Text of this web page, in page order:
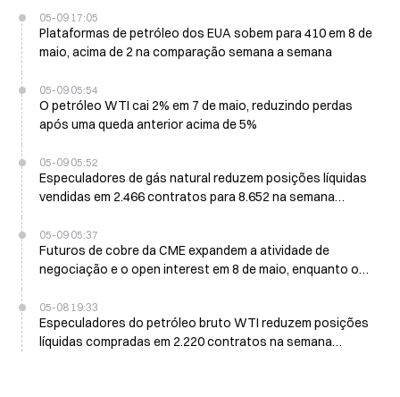
05-09 17:05
Plataformas de petróleo dos EUA sobem para 410 em 8 de
maio, acima de 2 na comparação semana a semana
05-09 05:54
O petróleo WTI cai 2% em 7 de maio, reduzindo perdas
após uma queda anterior acima de 5%
05-09 05:52
Especuladores de gás natural reduzem posições líquidas
vendidas em 2.466 contratos para 8.652 na semana
05-09 05:37
Futuros de cobre da CME expandem a atividade de
negociação e o open interest em 8 de maio, enquanto o
05-08 19:33
Especuladores do petróleo bruto WTI reduzem posições
líquidas compradas em 2.220 contratos na semana